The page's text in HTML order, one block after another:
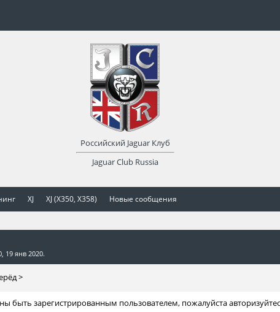
XJ XJ (X350, X358) Новые сообщения
, 19 янв 2020.
>
зарегистрированным пользователем, пожалуйста
Российский Jaguar Клуб
Jaguar Club Russia